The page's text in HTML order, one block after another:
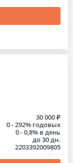
30 000 ₽
0 - 292% годовых
0 - 0,8% в день
до 30 дн.
2203392009805